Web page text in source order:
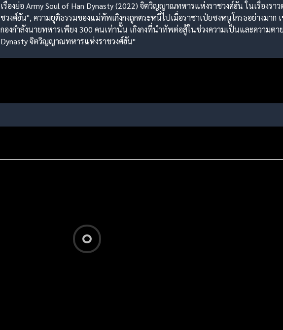
เรื่องย่อ Army Soul of Han Dynasty (2022) จิตวิญญาณทหารแห่งราชวงศ์ฮัน ในเรื่องร
ชวงศ์ฮัน", ความยุติธรรมของแม่ทัพเกิงกงถูกตระหนี่ไปเมื่อราชาเป่ยซงหนูโกรธอย่างมาก
กองกำลังนายทหารเพียง 300 คนเท่านั้น เกิงกงที่นำทัพต่อสู้ในช่วงความเป็นและความต
Dynasty จิตวิญญาณทหารแห่งราชวงศ์ฮัน"